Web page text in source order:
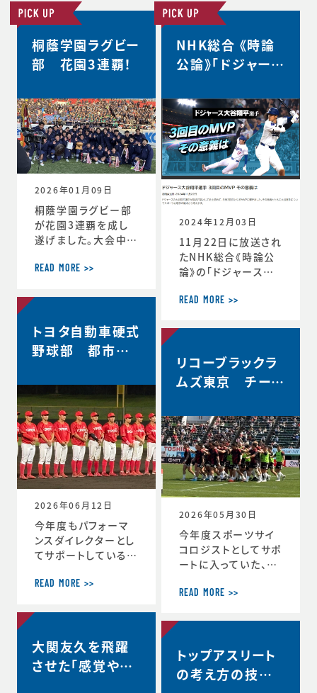
桐蔭学園ラグビー
部 花園3連覇！
2026年01月09日
桐蔭学園ラグビー部
が花園3連覇を成し
遂げました。大会中の
＜12月30日 2回戦
G＞ 振り返りミーテ
る。これまで蓄積した
ものタフなゲームで
やってみる。主観的な
う整理するか。翌日の
練習から次のステー
ジの自分と向かい合
おう。 ≪12月31日≫
桐蔭学園ラグビーフ
ァミリー。昨年の3年
生が花園初戦に駆け
つけてくれました。 あ
READ MORE >>
NHK総合 《時論
公論》「ドジャース
回目のMVP その
意義は」
2024年12月03日
11月22日に放送され
たNHK総合《時論公
論》の「ドジャース大
MVP その意義は」内
意義 “最高の自分”を
今シーズン大谷選手
の活躍が示唆したこ
と」のコーナーで、ス
からの分析が放送さ
れました。◆放送内容
はこちら↓https://
www.nhk.jp/p/ts/
4V23PRP3YR/epis
ode/te/QNX8MVR
GJW
READ MORE >>
トヨタ自動車硬式
野球部 都市対
場決定
2026年06月12日
今年度もパフォーマ
ンスダイレクターとし
てサポートしているト
部が、都市対抗野球
選で第2代表戦で勝
が決定しました。 ◆
第97回都市対抗野球
大会 本大会出場決定
READ MORE >>
リコーブラックラ
ムズ東京 チーム
2026年05月30日
今年度スポーツサイ
コロジストとしてサポ
ートに入っていた、リ
京は最終順位5位と
以降、チーム史上最
◆リーグワン2025-2
6 ディビジョン1 最終
順位5位のお知らせ
READ MORE >>
大関友久を飛躍
させた「感覚や心
トップアスリート
の考え方の技術